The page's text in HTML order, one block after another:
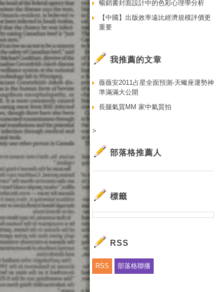
暢銷書封面設計中的色彩心理學分析
【中國】出版效率遠比經濟規模評價更
重要
我推薦的文章
薇薇安2011占星全面預測-天蠍座運勢神
準滿滿大公開
長腿氣質MM 家中氣質拍
>
部落格推薦人
標籤
RSS
RSS 部落格聯播